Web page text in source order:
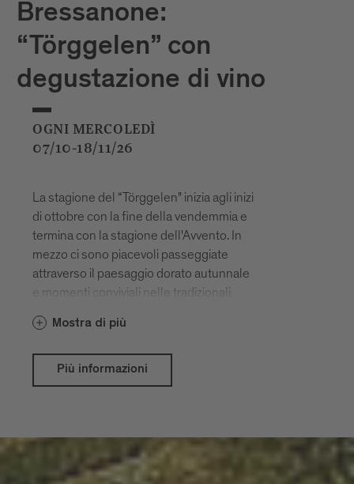
Bressanone:
“Törggelen” con
degustazione di vino
OGNI MERCOLEDÌ
07/10-18/11/26
La stagione del “Törggelen" inizia agli inizi
di ottobre con la fine della vendemmia e
termina con la stagione dell'Avvento. In
mezzo ci sono piacevoli passeggiate
attraverso il paesaggio dorato autunnale
e momenti conviviali nelle tradizionali
Mostra di più
Più informazioni